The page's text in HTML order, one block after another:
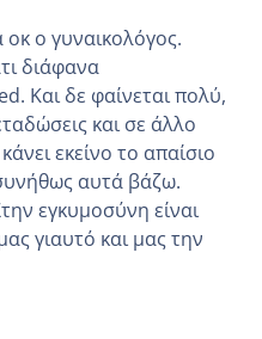
οκ ο γυναικολόγος.
διάφανα
Και δε φαίνεται πολύ,
και σε άλλο
εκείνο το απαίσιο
αυτά βάζω.
εγκυμοσύνη είναι
γιαυτό και μας την